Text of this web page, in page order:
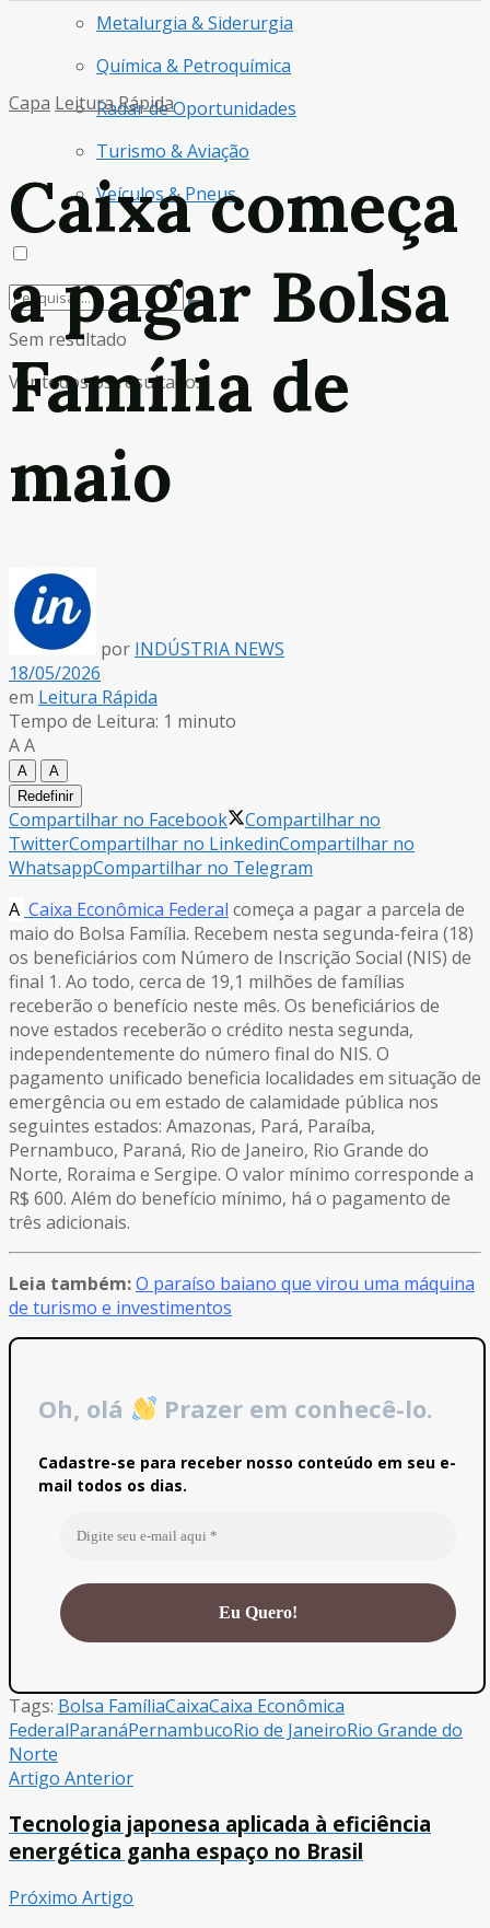
Metalurgia & Siderurgia
Química & Petroquímica
Radar de Oportunidades
Turismo & Aviação
Veículos & Pneus
Sem resultado
Ver todos os resultados
Capa Leitura Rápida
Caixa começa
a pagar Bolsa
Família de
maio
por INDÚSTRIA NEWS
18/05/2026
em Leitura Rápida
Tempo de Leitura: 1 minuto
AA
A
A
Redefinir
Compartilhar no Facebook
Compartilhar no
TwitterCompartilhar no LinkedinCompartilhar no
WhatsappCompartilhar no Telegram
A Caixa Econômica Federal começa a pagar a parcela de
maio do Bolsa Família. Recebem nesta segunda-feira (18)
os beneficiários com Número de Inscrição Social (NIS) de
final 1. Ao todo, cerca de 19,1 milhões de famílias
receberão o benefício neste mês. Os beneficiários de
nove estados receberão o crédito nesta segunda,
independentemente do número final do NIS. O
pagamento unificado beneficia localidades em situação de
emergência ou em estado de calamidade pública nos
seguintes estados: Amazonas, Pará, Paraíba,
Pernambuco, Paraná, Rio de Janeiro, Rio Grande do
Norte, Roraima e Sergipe. O valor mínimo corresponde a
R$ 600. Além do benefício mínimo, há o pagamento de
três adicionais.
Leia também:O paraíso baiano que virou uma máquina
de turismo e investimentos
Oh, olá Prazer em conhecê-lo.
Cadastre-se para receber nosso conteúdo em seu e-
mail todos os dias.
Tags: Bolsa FamíliaCaixaCaixa Econômica
FederalParanáPernambucoRio de JaneiroRio Grande do
Norte
Artigo Anterior
Tecnologia japonesa aplicada à eficiência
energética ganha espaço no Brasil
Próximo Artigo